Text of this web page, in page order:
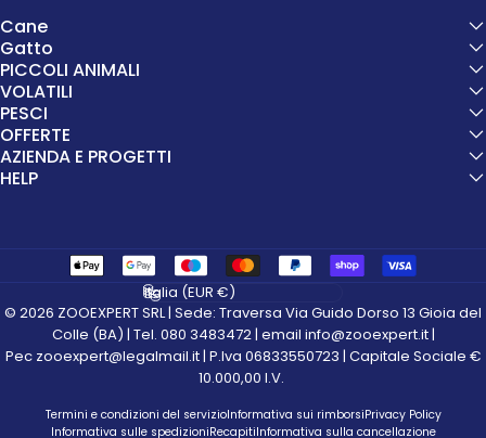
Cane
Gatto
PICCOLI ANIMALI
VOLATILI
PESCI
OFFERTE
AZIENDA E PROGETTI
HELP
© 2026 ZOOEXPERT SRL | Sede: Traversa Via Guido Dorso 13 Gioia del
Colle (BA) | Tel. 080 3483472 | email info@zooexpert.it |
Pec zooexpert@legalmail.it | P.Iva 06833550723 | Capitale Sociale €
10.000,00 I.V.
Termini e condizioni del servizioInformativa sui rimborsiPrivacy Policy
Informativa sulle spedizioniRecapitiInformativa sulla cancellazione
Paese/Area geografica